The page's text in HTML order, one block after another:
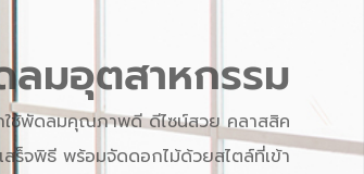
มอุตสาหกรรม
ช้พัดลมคุณภาพดี ดีไซน์สวย คลาสสิค
สร็จพิธี พร้อมจัดดอกไม้ด้วยสไตล์ที่เข้า